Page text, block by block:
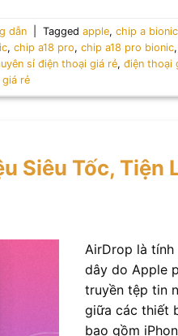
dẫn Taggedapple,chip a bionic
,chip a18 pro,chip a18 pro bionic
sỉ điện thoại giá rẻ,điện thoại
rẻ
Siêu Tốc, Tiện
AirDrop là tính
dây do Apple
truyền tệp tin
giữa các thiết
bao gồm